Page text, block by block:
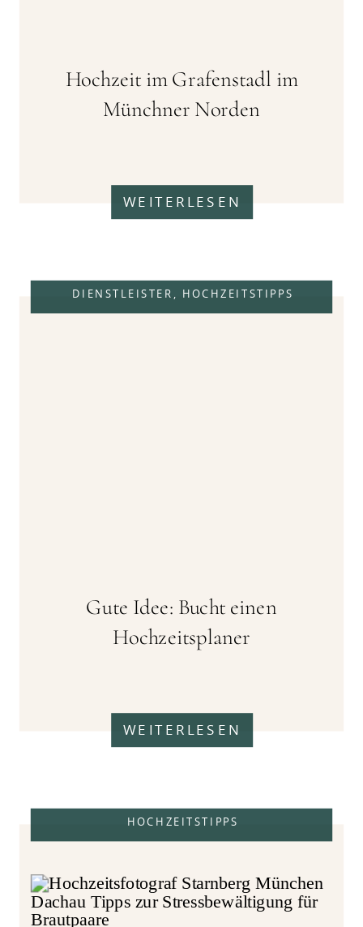
WEITERLESEN
Hochzeit im Grafenstadl im
Münchner Norden
WEITERLESEN
Gute Idee: Bucht einen
Hochzeitsplaner
DIENSTLEISTER , HOCHZEITSTIPPS
HOCHZEITSTIPPS